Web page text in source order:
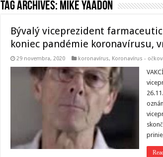
Tag Archives: mike yaadon
Bývalý viceprezident
koniec pandémie koronavírusu,
29 novembra, 2020 koronavírus, Koronavírus -